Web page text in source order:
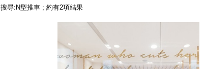
搜尋: N型推車 ; 約有2項結果